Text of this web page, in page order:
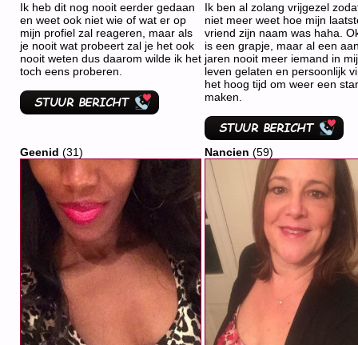
Ik heb dit nog nooit eerder gedaan
en weet ook niet wie of wat er op
mijn profiel zal reageren, maar als
je nooit wat probeert zal je het ook
nooit weten dus daarom wilde ik het
toch eens proberen.
Ik ben al zolang vrijgezel
niet meer weet hoe mijn
vriend zijn naam was haha.
is een grapje, maar al een
jaren nooit meer iemand in
leven gelaten en persoonlijk
het hoog tijd om weer een
maken.
Geenid (31) Nancien (59)